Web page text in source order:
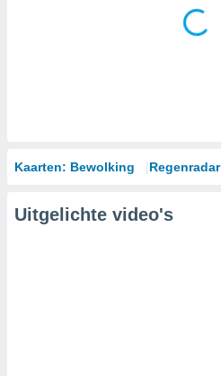
Kaarten: Bewolking Regenradar
Uitgelichte video's